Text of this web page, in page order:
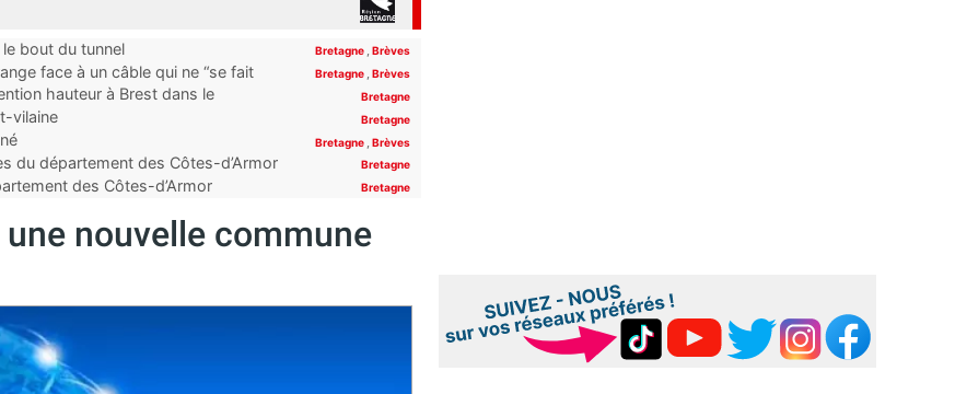
bout du tunnel Bretagne Brèves
face à un câble qui ne “se fait
Bretagne Brèves
hauteur à Brest dans le
Bretagne
vilaine Bretagne
Bretagne Brèves
du département des Côtes-d’Armor Bretagne
des Côtes-d’Armor Bretagne
nouvelle commune